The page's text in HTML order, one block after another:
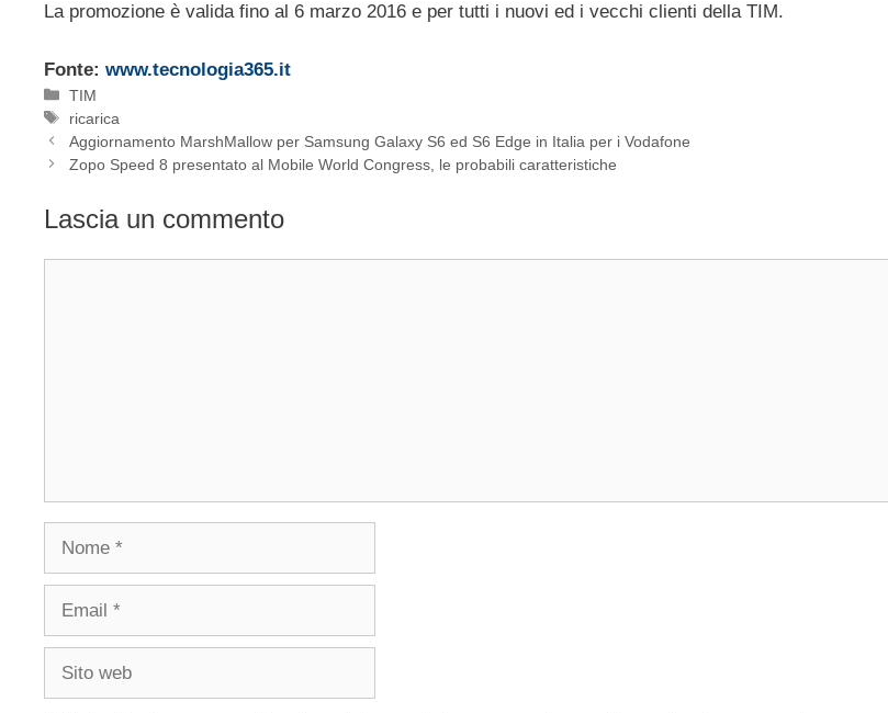
La promozione è valida fino al 6 marzo 2016 e per tutti i nuovi ed i vecchi clienti della TIM.
Fonte: www.tecnologia365.it
Categorie
TIM
Tag
ricarica
Aggiornamento MarshMallow per Samsung Galaxy S6 ed S6 Edge in Italia per i Vodafone
Zopo Speed 8 presentato al Mobile World Congress, le probabili caratteristiche
Lascia un commento
Nome
Email
Sito